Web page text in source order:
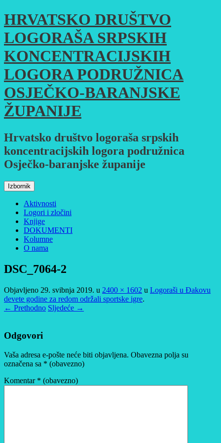
Skoči
do
sadržaja
HRVATSKO DRUŠTVO
LOGORAŠA SRPSKIH
KONCENTRACIJSKIH
LOGORA PODRUŽNICA
OSJEČKO-BARANJSKE
ŽUPANIJE
Hrvatsko društvo logoraša srpskih
koncentracijskih logora podružnica
Osječko-baranjske županije
Izbornik
Aktivnosti
Logori i zločini
Knjige
DOKUMENTI
Kolumne
O nama
DSC_7064-2
Objavljeno 29. svibnja 2019. u 2400 × 1602 u Logoraši u Đakovu
devete godine za redom održali sportske igre.
← Prethodno Sljedeće →
Odgovori
Vaša adresa e-pošte neće biti objavljena. Obavezna polja su
označena sa * (obavezno)
Komentar * (obavezno)